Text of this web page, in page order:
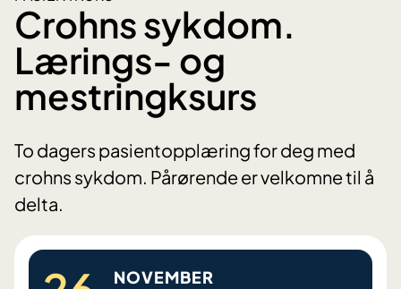
Crohns sykdom.
Lærings- og
mestringksurs
To dagers pasientopplæring for deg med
crohns sykdom. Pårørende er velkomne til å
delta.
NOVEMBER